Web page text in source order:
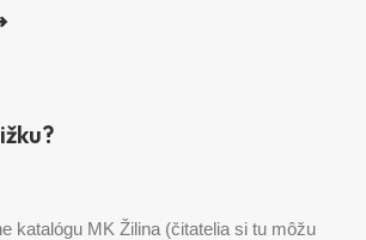
katalógu MK Žilina (čitatelia si tu môžu